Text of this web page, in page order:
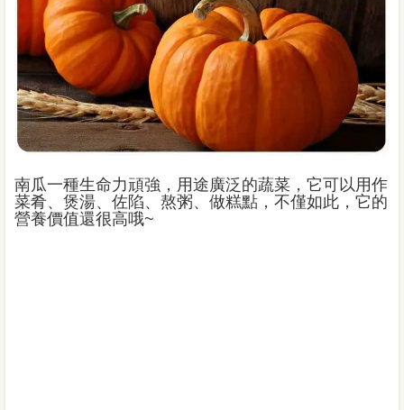
南瓜一種生命力頑強，用途廣泛的蔬菜，它可以用作
菜肴、煲湯、佐陷、熬粥、做糕點，不僅如此，它的
營養價值還很高哦~